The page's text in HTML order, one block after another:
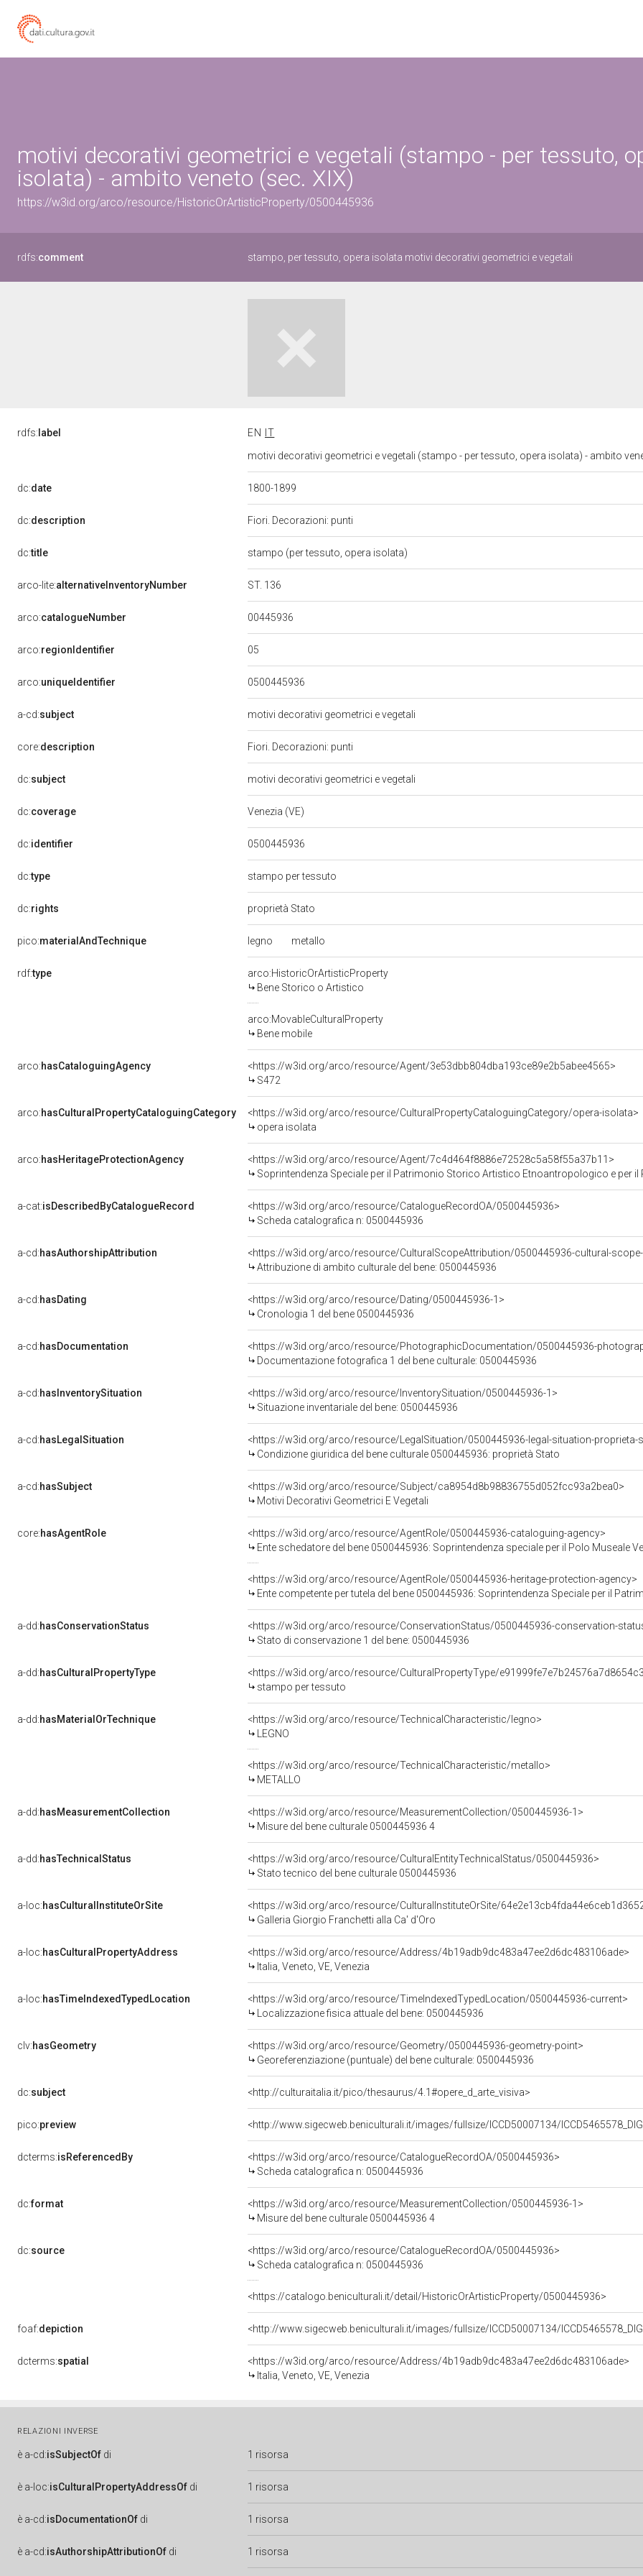
motivi decorativi geometrici e vegetali (stampo - per tessuto,
isolata) - ambito veneto (sec. XIX)
https://w3id.org/arco/resource/HistoricOrArtisticProperty/0500445936
rdfs:comment stampo, per tessuto, opera isolata motivi decorativi geometrici e vegetali
rdfs: label EN
IT
motivi decorativi geometrici e vegetali (stampo - per tessuto, opera isolata) - ambito
dc:date 1800-1899
dc:description Fiori. Decorazioni: punti
dc:title stampo (per tessuto, opera isolata)
arco-lite:alternativeInventoryNumber ST. 136
arco:catalogueNumber 00445936
arco:regionIdentifier 05
arco:uniqueIdentifier 0500445936
a-cd:subject motivi decorativi geometrici e vegetali
core:description Fiori. Decorazioni: punti
dc:subject motivi decorativi geometrici e vegetali
dc:coverage Venezia (VE)
dc:identifier 0500445936
dc:type stampo per tessuto
dc:rights proprietà Stato
pico:materialAndTechnique legno metallo
rdf:type
arco:HistoricOrArtisticProperty
Bene Storico o Artistico
arco:MovableCulturalProperty
Bene mobile
arco:hasCataloguingAgency
<https://w3id.org/arco/resource/Agent/3e53dbb804dba193ce89e2b5abee4565>
S472
arco:hasCulturalPropertyCataloguingCategory
<https://w3id.org/arco/resource/CulturalPropertyCataloguingCategory/opera-isolata>
opera isolata
arco:hasHeritageProtectionAgency
<https://w3id.org/arco/resource/Agent/7c4d464f8886e72528c5a58f55a37b11>
Soprintendenza Speciale per il Patrimonio Storico Artistico Etnoantropologico e per il
a-cat:isDescribedByCatalogueRecord
<https://w3id.org/arco/resource/CatalogueRecordOA/0500445936>
Scheda catalografica n: 0500445936
a-cd:hasAuthorshipAttribution
<https://w3id.org/arco/resource/CulturalScopeAttribution/0500445936-cultural-
Attribuzione di ambito culturale del bene: 0500445936
a-cd:hasDating
<https://w3id.org/arco/resource/Dating/0500445936-1>
Cronologia 1 del bene 0500445936
a-cd:hasDocumentation
<https://w3id.org/arco/resource/PhotographicDocumentation/0500445936-
Documentazione fotografica 1 del bene culturale: 0500445936
a-cd:hasInventorySituation
<https://w3id.org/arco/resource/InventorySituation/0500445936-1>
Situazione inventariale del bene: 0500445936
a-cd:hasLegalSituation
<https://w3id.org/arco/resource/LegalSituation/0500445936-legal-situation-proprieta-
Condizione giuridica del bene culturale 0500445936: proprietà Stato
a-cd:hasSubject
<https://w3id.org/arco/resource/Subject/ca8954d8b98836755d052fcc93a2bea0>
Motivi Decorativi Geometrici E Vegetali
core:hasAgentRole
<https://w3id.org/arco/resource/AgentRole/0500445936-cataloguing-agency>
Ente schedatore del bene 0500445936: Soprintendenza speciale per il Polo Museale
<https://w3id.org/arco/resource/AgentRole/0500445936-heritage-protection-agency>
Ente competente per tutela del bene 0500445936: Soprintendenza Speciale per il Patrimonio Storico Artistico
a-dd:hasConservationStatus
<https://w3id.org/arco/resource/ConservationStatus/0500445936-conservation-
Stato di conservazione 1 del bene: 0500445936
a-dd:hasCulturalPropertyType
<https://w3id.org/arco/resource/CulturalPropertyType/
stampo per tessuto
a-dd:hasMaterialOrTechnique
<https://w3id.org/arco/resource/TechnicalCharacteristic/legno>
LEGNO
<https://w3id.org/arco/resource/TechnicalCharacteristic/metallo>
METALLO
a-dd:hasMeasurementCollection
<https://w3id.org/arco/resource/MeasurementCollection/0500445936-1>
Misure del bene culturale 0500445936 4
a-dd:hasTechnicalStatus
<https://w3id.org/arco/resource/CulturalEntityTechnicalStatus/0500445936>
Stato tecnico del bene culturale 0500445936
a-loc:hasCulturalInstituteOrSite
<https://w3id.org/arco/resource/CulturalInstituteOrSite/
Galleria Giorgio Franchetti alla Ca' d'Oro
a-loc:hasCulturalPropertyAddress
<https://w3id.org/arco/resource/Address/4b19adb9dc483a47ee2d6dc483106ade>
Italia, Veneto, VE, Venezia
a-loc:hasTimeIndexedTypedLocation
<https://w3id.org/arco/resource/TimeIndexedTypedLocation/0500445936-current>
Localizzazione fisica attuale del bene: 0500445936
clv:hasGeometry
<https://w3id.org/arco/resource/Geometry/0500445936-geometry-point>
Georeferenziazione (puntuale) del bene culturale: 0500445936
dc:subject <http://culturaitalia.it/pico/thesaurus/4.1#opere_d_arte_visiva>
pico:preview <http://www.sigecweb.beniculturali.it/images/fullsize/ICCD50007134/
dcterms:isReferencedBy
<https://w3id.org/arco/resource/CatalogueRecordOA/0500445936>
Scheda catalografica n: 0500445936
dc:format
<https://w3id.org/arco/resource/MeasurementCollection/0500445936-1>
Misure del bene culturale 0500445936 4
dc:source
<https://w3id.org/arco/resource/CatalogueRecordOA/0500445936>
Scheda catalografica n: 0500445936
<https://catalogo.beniculturali.it/detail/HistoricOrArtisticProperty/0500445936>
foaf:depiction <http://www.sigecweb.beniculturali.it/images/fullsize/ICCD50007134/
dcterms:spatial
<https://w3id.org/arco/resource/Address/4b19adb9dc483a47ee2d6dc483106ade>
Italia, Veneto, VE, Venezia
RELAZIONI INVERSE
è a-cd:isSubjectOf di 1 risorsa
è a-loc:isCulturalPropertyAddressOf di 1 risorsa
è a-cd:isDocumentationOf di 1 risorsa
è a-cd:isAuthorshipAttributionOf di 1 risorsa